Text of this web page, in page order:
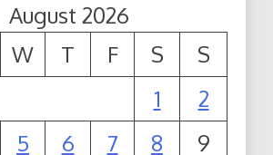
August 2026
W T F S
S
1
2
5 6 7 8
9